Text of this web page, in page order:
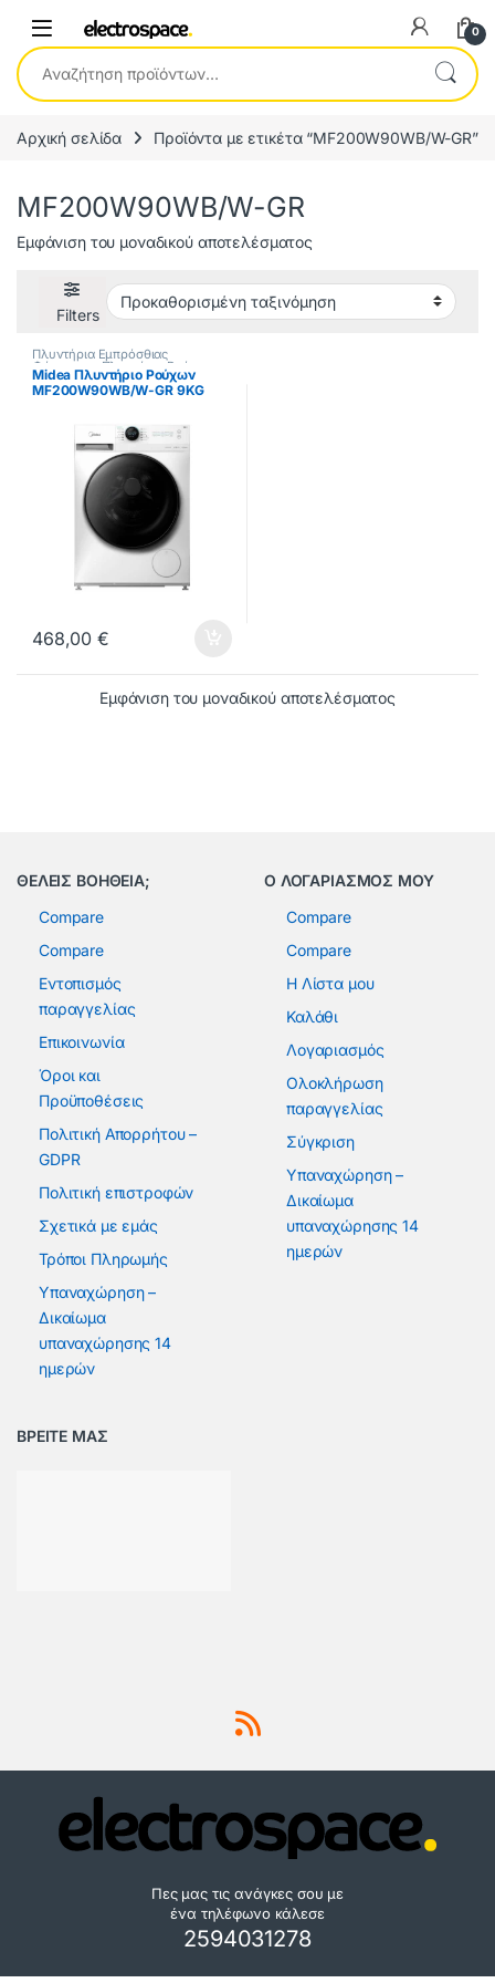
0
Αναζήτηση για:
Αρχική σελίδα Προϊόντα με ετικέτα “MF200W90WB/W-GR”
MF200W90WB/W-GR
Εμφάνιση του μοναδικού αποτελέσματος
Filters
Πλυντήρια Εμπρόσθιας
Φόρτωσης Πλυντήρια Ρούχων
Midea Πλυντήριο Ρούχων
MF200W90WB/W-GR 9KG
468,00€
Εμφάνιση του μοναδικού αποτελέσματος
ΘΕΛΕΙΣ ΒΟΗΘΕΙΑ;
Compare
Compare
Εντοπισμός
παραγγελίας
Επικοινωνία
Όροι και
Προϋποθέσεις
Πολιτική Απορρήτου –
GDPR
Πολιτική επιστροφών
Σχετικά με εμάς
Τρόποι Πληρωμής
Υπαναχώρηση –
Δικαίωμα
υπαναχώρησης 14
ημερών
Ο ΛΟΓΑΡΙΑΣΜΟΣ ΜΟΥ
Compare
Compare
Η Λίστα μου
Καλάθι
Λογαριασμός
Ολοκλήρωση
παραγγελίας
Σύγκριση
Υπαναχώρηση –
Δικαίωμα
υπαναχώρησης 14
ημερών
ΒΡΕΙΤΕ ΜΑΣ
Πες μας τις ανάγκες σου με
ένα τηλέφωνο κάλεσε
2594031278